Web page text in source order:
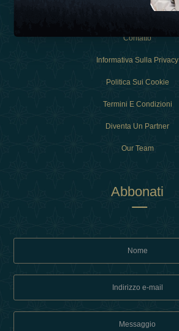
Contatto
Informativa Sulla Privacy
Politica Sui Cookie
Termini E Condizioni
Diventa Un Partner
Our Team
Abbonati